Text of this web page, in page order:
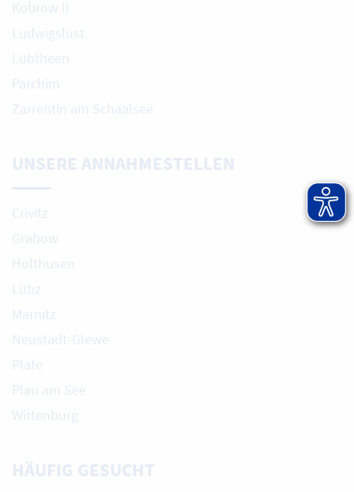
Kobrow II
Ludwigslust
Lübtheen
Parchim
Zarrentin am Schaalsee
UNSERE ANNAHMESTELLEN
Crivitz
Grabow
Holthusen
Lübz
Marnitz
Neustadt-Glewe
Plate
Plau am See
Wittenburg
HÄUFIG GESUCHT